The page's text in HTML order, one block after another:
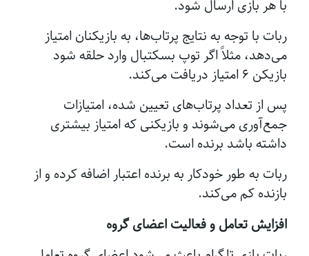
با هر بازی ارسال شود.
ربات با توجه به نتایج پرتاب‌ها، به بازیکنان امتیاز
می‌دهد، مثلاً اگر توپ بسکتبال وارد حلقه شود
بازیکن ۶ امتیاز دریافت می‌کند.
پس از تعداد پرتاب‌های تعیین شده، امتیازات
جمع‌آوری می‌شوند و بازیکنی که امتیاز بیشتری
داشته باشد برنده است.
ربات به طور خودکار به برنده اعتبار اضافه کرده و از
بازنده کم می‌کند.
افزایش تعامل و فعالیت اعضای گروه